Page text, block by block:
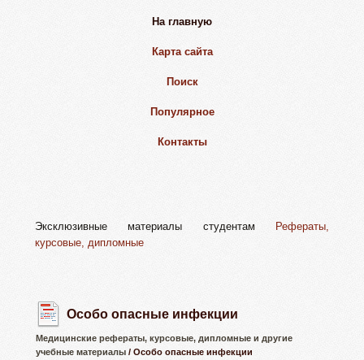
На главную
Карта сайта
Поиск
Популярное
Контакты
Эксклюзивные материалы студентам
Рефераты,
курсовые, дипломные
Особо опасные инфекции
Медицинские рефераты, курсовые, дипломные и другие
учебные материалы / Особо опасные инфекции